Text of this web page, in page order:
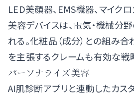
LED美顔器、EMS機器、マイク
美容デバイスは、電気・機械分
れる。化粧品（成分）との組み
を主張するクレームも有効な戦
パーソナライズ美容
AI肌診断アプリと連動したカス